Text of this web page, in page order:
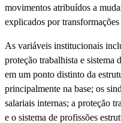
movimentos atribuídos a
explicados por
As variáveis institucionais
proteção trabalhista e sistema
em um ponto distinto da
principalmente na base; os
salariais internas; a proteção
e o sistema de profissões